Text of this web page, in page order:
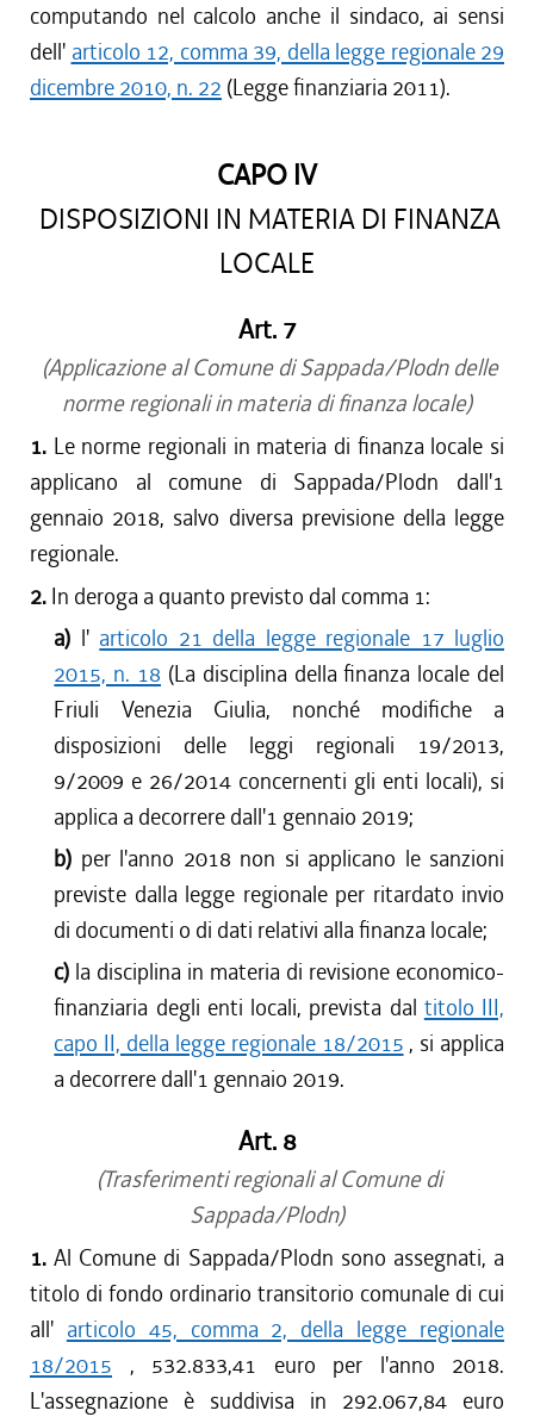
computando nel calcolo anche il sindaco, ai sensi
dell' articolo 12, comma 39, della legge regionale 29
dicembre 2010, n. 22 (Legge finanziaria 2011).
CAPO IV
DISPOSIZIONI IN MATERIA DI FINANZA
LOCALE
Art. 7
(Applicazione al Comune di Sappada/Plodn delle
norme regionali in materia di finanza locale)
1. Le norme regionali in materia di finanza locale si
applicano al comune di Sappada/Plodn dall'1
gennaio 2018, salvo diversa previsione della legge
regionale.
2. In deroga a quanto previsto dal comma 1:
a) l' articolo 21 della legge regionale 17 luglio
2015, n. 18 (La disciplina della finanza locale del
Friuli Venezia Giulia, nonché modifiche a
disposizioni delle leggi regionali 19/2013,
9/2009 e 26/2014 concernenti gli enti locali), si
applica a decorrere dall'1 gennaio 2019;
b) per l'anno 2018 non si applicano le sanzioni
previste dalla legge regionale per ritardato invio
di documenti o di dati relativi alla finanza locale;
c) la disciplina in materia di revisione economico-
finanziaria degli enti locali, prevista dal titolo III,
capo II, della legge regionale 18/2015 , si applica
a decorrere dall'1 gennaio 2019.
Art. 8
(Trasferimenti regionali al Comune di
Sappada/Plodn)
1.Al Comune di Sappada/Plodn sono assegnati, a
titolo di fondo ordinario transitorio comunale di cui
all' articolo 45, comma 2, della legge regionale
18/2015 , 532.833,41 euro per l'anno 2018.
L'assegnazione è suddivisa in 292.067,84 euro